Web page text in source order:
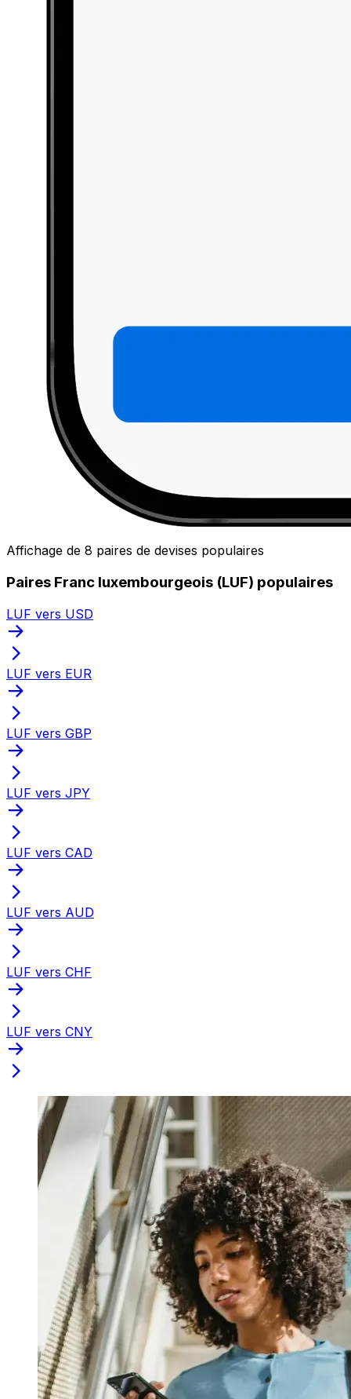
Affichage de 8 paires de devises populaires
Paires Franc luxembourgeois (LUF) populaires
LUF vers USD
LUF vers EUR
LUF vers GBP
LUF vers JPY
LUF vers CAD
LUF vers AUD
LUF vers CHF
LUF vers CNY